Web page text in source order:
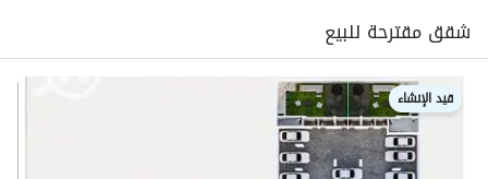
شقق مقترحة للبيع
قيد الإنشاء